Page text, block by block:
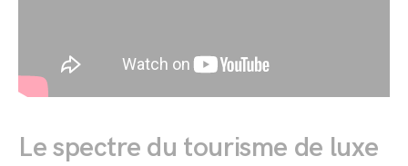
Le spectre du tourisme de luxe